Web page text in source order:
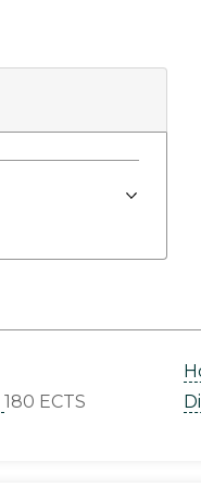
180 ECTS